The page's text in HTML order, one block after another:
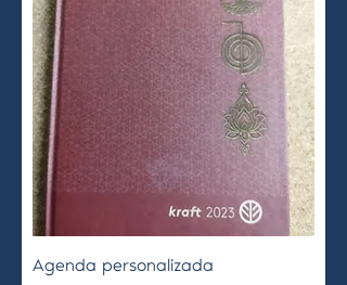
Agenda personalizada